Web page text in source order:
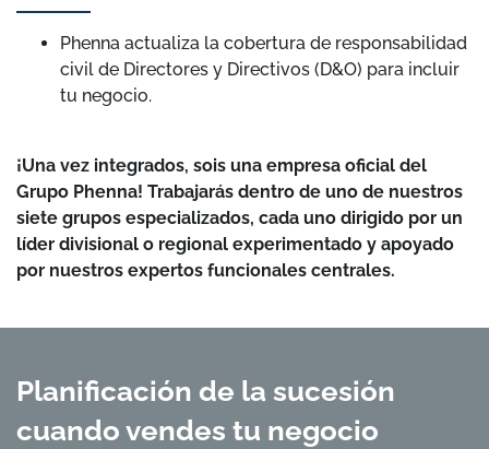
Phenna actualiza la cobertura de responsabilidad
civil de Directores y Directivos (D&O) para incluir
tu negocio.
¡Una vez integrados, sois una empresa oficial del
Grupo Phenna! Trabajarás dentro de uno de nuestros
siete grupos especializados, cada uno dirigido por un
líder divisional o regional experimentado y apoyado
por nuestros expertos funcionales centrales.
Planificación de la sucesión
cuando vendes tu negocio